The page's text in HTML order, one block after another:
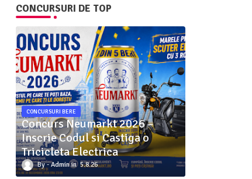
CONCURSURI DE TOP
CONCURSURI BERE
Concurs Neumarkt 2026 –
Inscrie Codul si Castiga o
Tricicleta Electrica
Admin 5.8.26